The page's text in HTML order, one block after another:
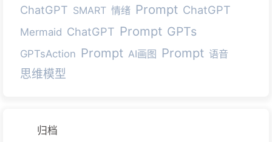
ChatGPT SMART 情绪 Prompt ChatGPT
Mermaid ChatGPT Prompt GPTs
GPTsAction Prompt AI画图 Prompt 语音
思维模型
归档